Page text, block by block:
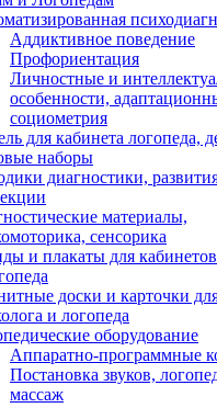
Аддиктивное поведение
Профориентация
Личностные и
особенности,
социометрия
для кабинета логопеда,
наборы
диагностики,
материалы,
сенсорика
и плакаты для
доски и карточки
и логопеда
оборудование
Аппаратно-программные
Постановка звуков,
массаж